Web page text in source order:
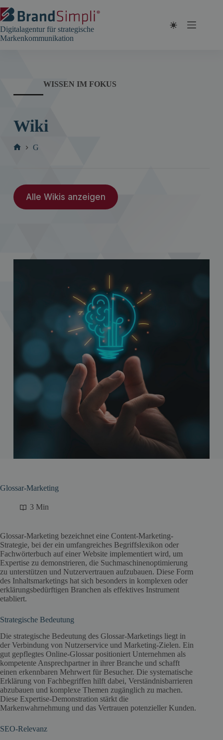
Inhalt
springen
Digitalagentur für strategische
Markenkommunikation
WISSEN IM FOKUS
Wiki
G
Alle Wikis anzeigen
Glossar-Marketing
3 Min
Glossar-Marketing bezeichnet eine Content-Marketing-
Strategie, bei der ein umfangreiches Begriffslexikon oder
Fachwörterbuch auf einer Website implementiert wird, um
Expertise zu demonstrieren, die Suchmaschinenoptimierung
zu unterstützen und Nutzervertrauen aufzubauen. Diese Form
des Inhaltsmarketings hat sich besonders in komplexen oder
erklärungsbedürftigen Branchen als effektives Instrument
etabliert.
Strategische Bedeutung
Die strategische Bedeutung des Glossar-Marketings liegt in
der Verbindung von Nutzerservice und Marketing-Zielen. Ein
gut gepflegtes Online-Glossar positioniert Unternehmen als
kompetente Ansprechpartner in ihrer Branche und schafft
einen erkennbaren Mehrwert für Besucher. Die systematische
Erklärung von Fachbegriffen hilft dabei, Verständnisbarrieren
abzubauen und komplexe Themen zugänglich zu machen.
Diese Expertise-Demonstration stärkt die
Markenwahrnehmung und das Vertrauen potenzieller Kunden.
SEO-Relevanz